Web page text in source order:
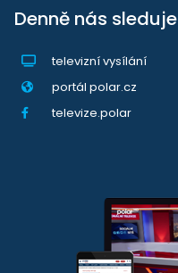
Denně nás sleduje
televizní vysílání
portál polar.cz
televize.polar